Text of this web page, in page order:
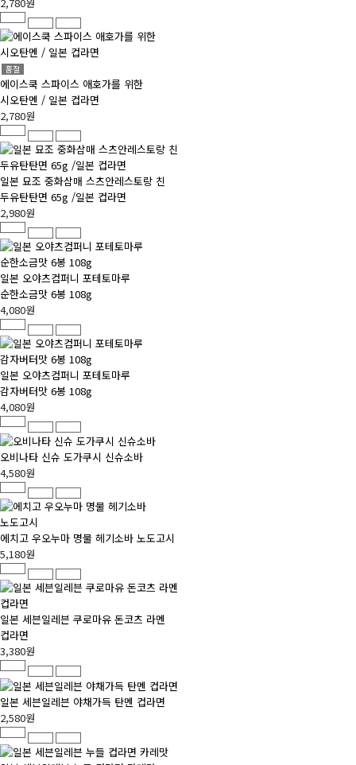
품절
에이스쿡 스파이스 애호가를 위한
시오탄멘 / 일본 컵라면
2,780원
일본 묘조 중화삼매 스츠안레스토랑 친
두유탄탄면 65g /일본 컵라면
2,980원
일본 오야츠컴퍼니 포테토마루
순한소금맛 6봉 108g
4,080원
일본 오야츠컴퍼니 포테토마루
감자버터맛 6봉 108g
4,080원
오비나타 신슈 도가쿠시 신슈소바
4,580원
에치고 우오누마 명물 헤기소바 노도고시
5,180원
일본 세븐일레븐 쿠로마유 돈코츠 라멘
컵라면
3,380원
일본 세븐일레븐 야채가득 탄멘 컵라면
2,580원